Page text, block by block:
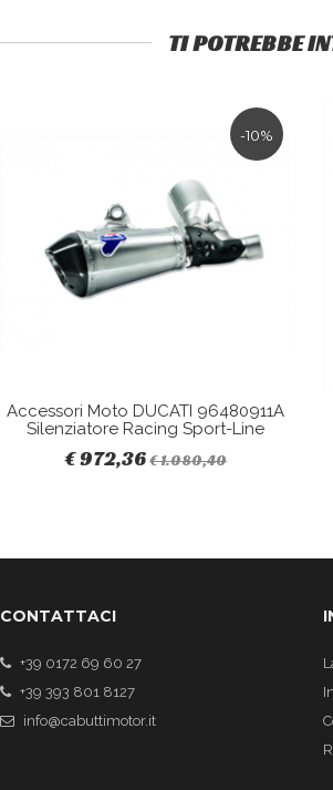
TI POTREBBE
-10%
Accessori Moto DUCATI 96480911A
Silenziatore Racing Sport-Line
€ 972,36€ 1.080,40
CONTATTACI
+39 0172 69 60 27
+39 393 801 8127
info@cabuttimotor.it